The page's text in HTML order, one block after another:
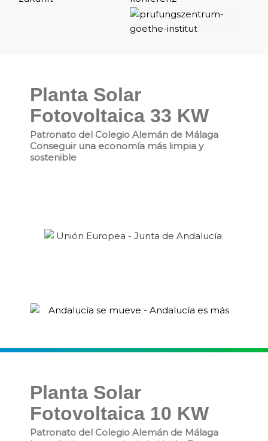
Planta Solar
Fotovoltaica 33 KW
Patronato del Colegio Alemán de Málaga
Conseguir una economía más limpia y
sostenible
Planta Solar
Fotovoltaica 10 KW
Patronato del Colegio Alemán de Málaga